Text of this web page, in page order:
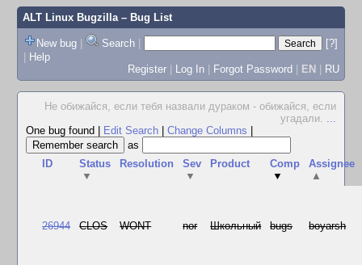
ALT Linux Bugzilla– Bug List
New bug | Search |
[?]
| Help
Register | Log In | Forgot Password | EN | RU
Не обижайся, если тебя назвали дураком - обижайся, если
угадали. ...
One bug found
Edit Search Change Columns
as
ID
Status
▼
Resolution
Sev
▼
Product
Comp
▼
Assignee
▲
26944 CLOS WONT nor Школьный bugs boyarsh